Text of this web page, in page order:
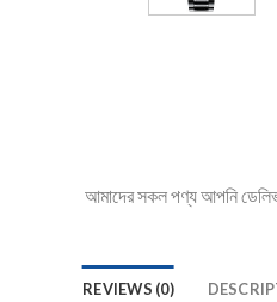
আমাদের সকল পণ্য আপনি
REVIEWS (0)